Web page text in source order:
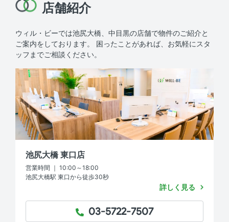
店舗紹介
ウィル・ビーでは池尻大橋、中目黒の店舗で物件のご紹介と
ご案内をしております。
困ったことがあれば、お気軽にスタ
ッフまでご相談ください。
池尻大橋 東口店
営業時間 ｜ 10:00～18:00
池尻大橋駅 東口から徒歩30秒
TEL：
03-5722-7507
詳しく見る